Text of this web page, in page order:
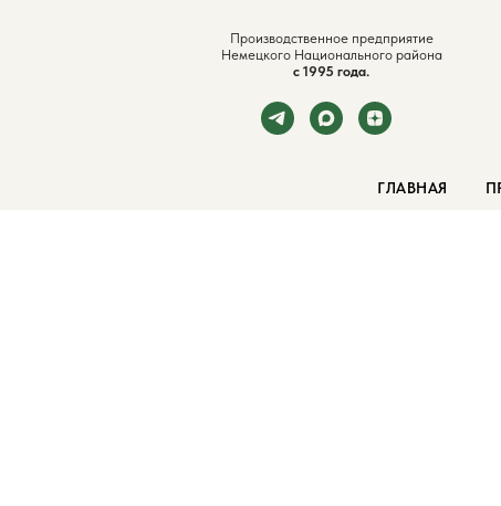
Производственное предприятие
Немецкого Национального района
с 1995 года.
ГЛАВНАЯ